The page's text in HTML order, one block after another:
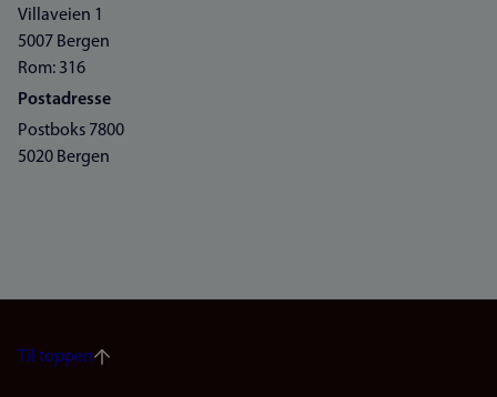
Villaveien 1
5007 Bergen
Rom: 316
Postadresse
Postboks 7800
5020 Bergen
Til toppen